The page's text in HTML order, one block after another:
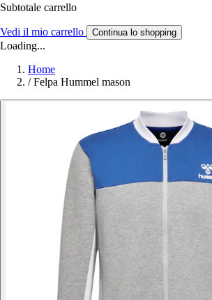
Subtotale carrello
Vedi il mio carrello Continua lo shopping
Loading...
Home
/ Felpa Hummel mason